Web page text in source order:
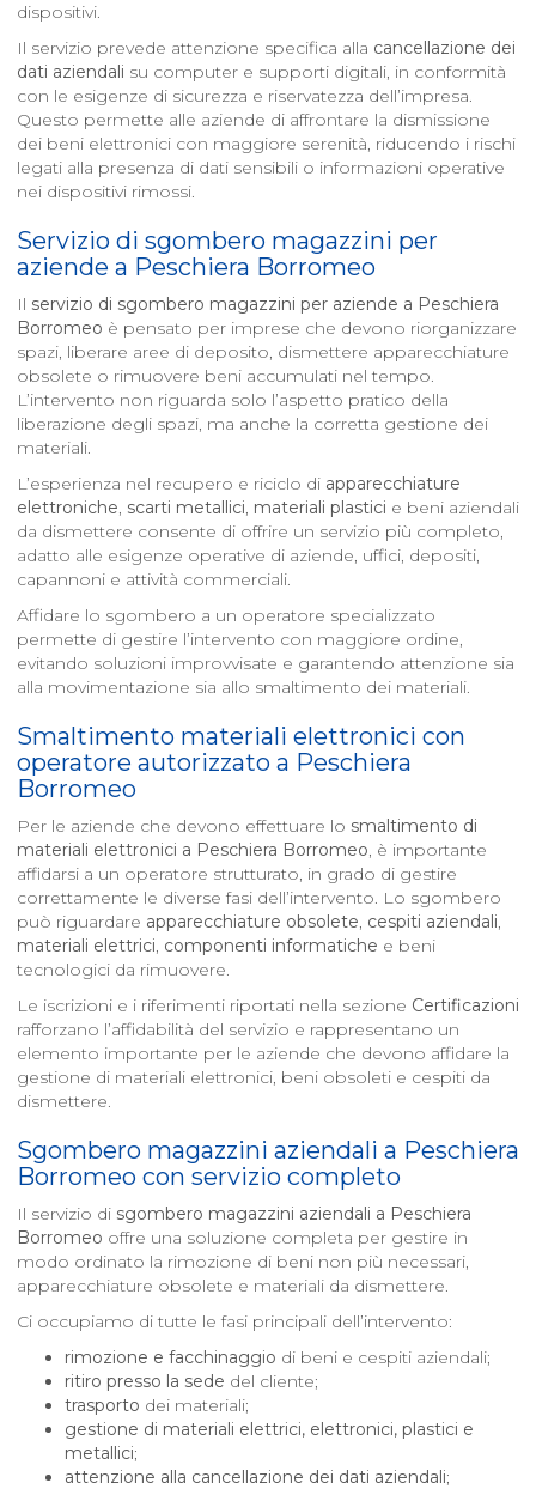
dispositivi.
Il servizio prevede attenzione specifica alla cancellazione dei
dati aziendali su computer e supporti digitali, in conformità
con le esigenze di sicurezza e riservatezza dell’impresa.
Questo permette alle aziende di affrontare la dismissione
dei beni elettronici con maggiore serenità, riducendo i rischi
legati alla presenza di dati sensibili o informazioni operative
nei dispositivi rimossi.
Servizio di sgombero magazzini per
aziende a Peschiera Borromeo
Il servizio di sgombero magazzini per aziende a Peschiera
Borromeo è pensato per imprese che devono riorganizzare
spazi, liberare aree di deposito, dismettere apparecchiature
obsolete o rimuovere beni accumulati nel tempo.
L’intervento non riguarda solo l’aspetto pratico della
liberazione degli spazi, ma anche la corretta gestione dei
materiali.
L’esperienza nel recupero e riciclo di apparecchiature
elettroniche, scarti metallici, materiali plastici e beni aziendali
da dismettere consente di offrire un servizio più completo,
adatto alle esigenze operative di aziende, uffici, depositi,
capannoni e attività commerciali.
Affidare lo sgombero a un operatore specializzato
permette di gestire l’intervento con maggiore ordine,
evitando soluzioni improvvisate e garantendo attenzione sia
alla movimentazione sia allo smaltimento dei materiali.
Smaltimento materiali elettronici con
operatore autorizzato a Peschiera
Borromeo
Per le aziende che devono effettuare lo smaltimento di
materiali elettronici a Peschiera Borromeo, è importante
affidarsi a un operatore strutturato, in grado di gestire
correttamente le diverse fasi dell’intervento. Lo sgombero
può riguardare apparecchiature obsolete, cespiti aziendali,
materiali elettrici, componenti informatiche e beni
tecnologici da rimuovere.
Le iscrizioni e i riferimenti riportati nella sezione Certificazioni
rafforzano l’affidabilità del servizio e rappresentano un
elemento importante per le aziende che devono affidare la
gestione di materiali elettronici, beni obsoleti e cespiti da
dismettere.
Sgombero magazzini aziendali a Peschiera
Borromeo con servizio completo
Il servizio di sgombero magazzini aziendali a Peschiera
Borromeo offre una soluzione completa per gestire in
modo ordinato la rimozione di beni non più necessari,
apparecchiature obsolete e materiali da dismettere.
Ci occupiamo di tutte le fasi principali dell’intervento:
rimozione e facchinaggio di beni e cespiti aziendali;
ritiro presso la sede del cliente;
trasporto dei materiali;
gestione di materiali elettrici, elettronici, plastici e
metallici;
attenzione alla cancellazione dei dati aziendali;